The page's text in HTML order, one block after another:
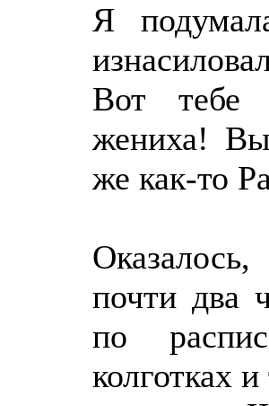
Я
Вот тебе
жениха!
же как-то
почти два
по
колготках